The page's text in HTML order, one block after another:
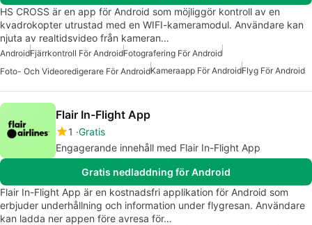
HS CROSS är en app för Android som möjliggör kontroll av en
kvadrokopter utrustad med en WIFI-kameramodul. Användare kan
njuta av realtidsvideo från kameran…
AndroidFjärrkontroll För AndroidFotografering För Android
Foto- Och Videoredigerare För AndroidKameraapp För AndroidFlyg För Android
Flair In-Flight App
1 Gratis
Engagerande innehåll med Flair In-Flight App
Gratis nedladdning för Android
Flair In-Flight App är en kostnadsfri applikation för Android som
erbjuder underhållning och information under flygresan. Användare
kan ladda ner appen före avresa för…